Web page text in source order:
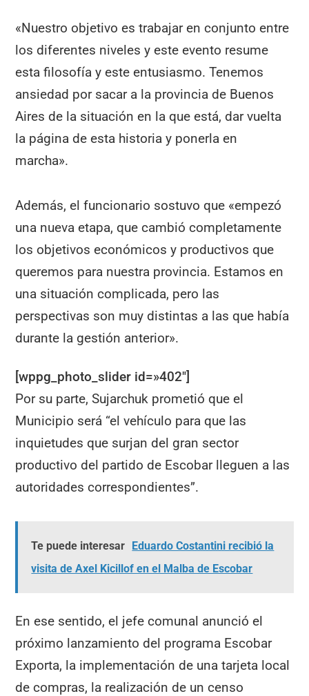
«Nuestro objetivo es trabajar en conjunto entre
los diferentes niveles y este evento resume
esta filosofía y este entusiasmo. Tenemos
ansiedad por sacar a la provincia de Buenos
Aires de la situación en la que está, dar vuelta
la página de esta historia y ponerla en
marcha».
Además, el funcionario sostuvo que «empezó
una nueva etapa, que cambió completamente
los objetivos económicos y productivos que
queremos para nuestra provincia. Estamos en
una situación complicada, pero las
perspectivas son muy distintas a las que había
durante la gestión anterior».
[wppg_photo_slider id=»402″]
Por su parte, Sujarchuk prometió que el
Municipio será “el vehículo para que las
inquietudes que surjan del gran sector
productivo del partido de Escobar lleguen a las
autoridades correspondientes”.
Te puede interesar Eduardo Costantini recibió la
visita de Axel Kicillof en el Malba de Escobar
En ese sentido, el jefe comunal anunció el
próximo lanzamiento del programa Escobar
Exporta, la implementación de una tarjeta local
de compras, la realización de un censo